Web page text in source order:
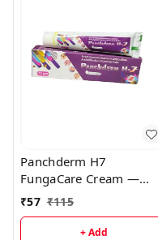
Panchderm H7
FungaCare Cream —
Ayurvedic Antifungal
Cream for Ringworm,
Athlete’s Foot & Jock Itch
₹57 ₹115
+ Add